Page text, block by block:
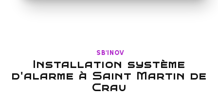
SB'INOV
Installation système
d'alarme à Saint Martin de
Crau